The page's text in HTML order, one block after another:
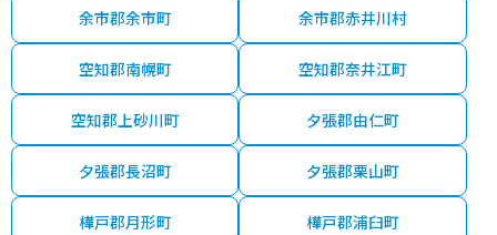
余市郡余市町 余市郡赤井川村
空知郡南幌町 空知郡奈井江町
空知郡上砂川町 夕張郡由仁町
夕張郡長沼町 夕張郡栗山町
樺戸郡月形町 樺戸郡浦臼町